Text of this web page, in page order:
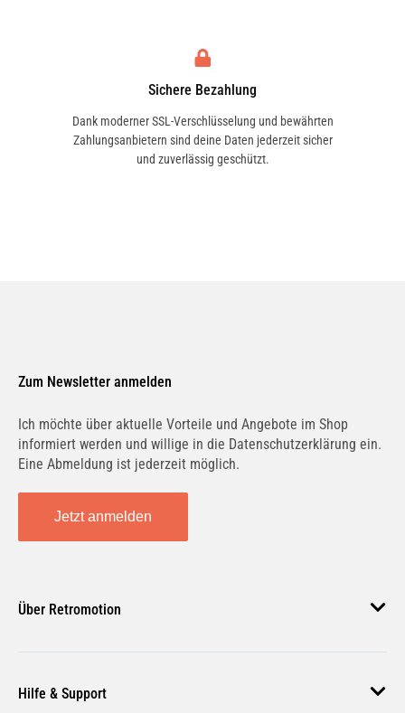
Sichere Bezahlung
Dank moderner SSL-Verschlüsselung und bewährten
Zahlungsanbietern sind deine Daten jederzeit sicher
und zuverlässig geschützt.
Zum Newsletter anmelden
Ich möchte über aktuelle Vorteile und Angebote im Shop
informiert werden und willige in die Datenschutzerklärung ein.
Eine Abmeldung ist jederzeit möglich.
Jetzt anmelden
Über Retromotion
Unsere Jobs
Hilfe & Support